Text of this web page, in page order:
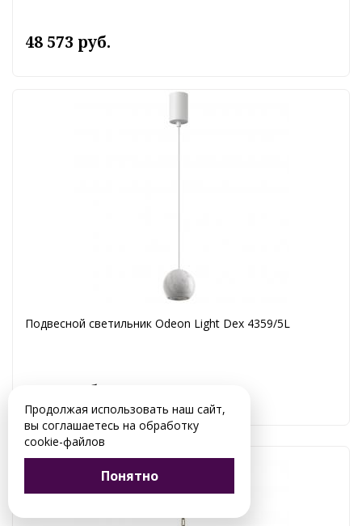
48 573 руб.
Подвесной светильник Odeon Light Dex 4359/5L
9 441 руб.
Продолжая использовать наш сайт,
вы соглашаетесь на обработку
cookie-файлов
Понятно